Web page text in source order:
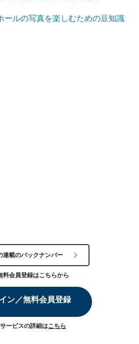
ールの写真を楽しむための豆知識
連載のバックナンバー
料会員登録はこちらから
ン／無料会員登録
ービスの詳細はこちら